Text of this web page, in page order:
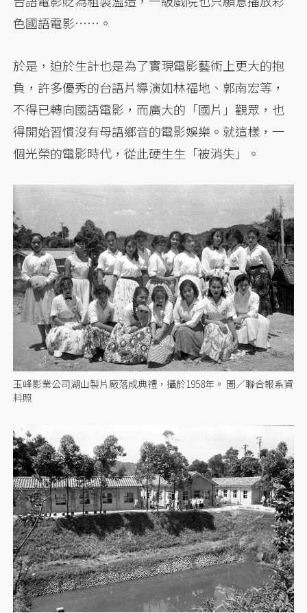
色國語電影……。
於是，迫於生計也是為了實現電影藝術上更大的抱
負，許多優秀的台語片導演如林福地、郭南宏等，
不得已轉向國語電影，而廣大的「國片」觀眾，也
得開始習慣沒有母語鄉音的電影娛樂。就這樣，一
個光榮的電影時代，從此硬生生「被消失」。
玉峰影業公司湖山製片廠落成典禮，攝於1958年。 圖／聯合報系資
料照